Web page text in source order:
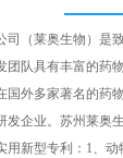
司（莱奥生物）是
团队具有丰富的药
国外多家著名的药
发企业。苏州莱奥
用新型专利：1、